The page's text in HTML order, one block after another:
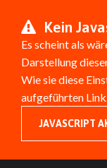
Kein
Es scheint als
Darstellung
Wie sie diese
aufgeführten
JAVASCRIPT